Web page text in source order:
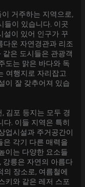
거주하는 지역으로,
들이 있습니다. 이곳
설이 있어 인구가 꾸
다운 자연경관과 리조
같은 도시들은 관광객
도는 맑은 바다와 독
여행지로 자리잡고
이 잘 갖추어져 있습
김포 등지는 모두 경
. 이들 지역은 특히
업시설과 주거공간이
은 각기 다른 매력을
이는 다양한 요소들
강릉은 자연의 아름다
장소로, 여름철에
키와 같은 레저 스포